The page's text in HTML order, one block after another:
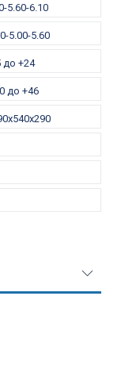
5.60-6.10
5.00-5.60
до +24
до +46